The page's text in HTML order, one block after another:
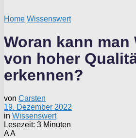
Home Wissenswert
Woran kann man
von hoher
erkennen?
von Carsten
19. Dezember 2022
in Wissenswert
Lesezeit: 3 Minuten
AA